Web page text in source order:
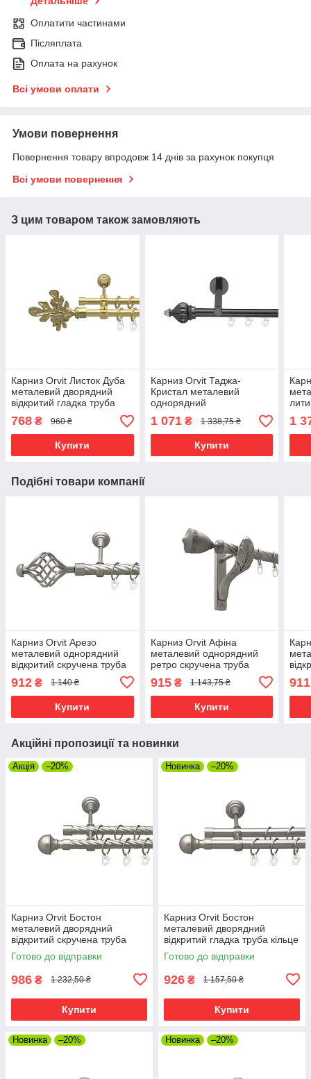
Оплатити частинами
Післяплата
Оплата на рахунок
Всі умови оплати
Умови повернення
Повернення товару впродовж 14 днів за рахунок покупця
Всі умови повернення
З цим товаром також замовляють
Карниз Orvit Листок Дуба
металевий дворядний
відкритий гладка труба
16\16 мм 160 см (00-
00014223)
768 ₴ 960 ₴
Купити
Карниз Orvit Таджа-
Кристал металевий
однорядний
циліндр+профіль (16 см)
профільна труба Онікс 19
мм 300 см (6678616)
1 071₴ 1 338,75 ₴
Купити
1
Подібні товари компанії
Карниз Orvit Арезо
металевий однорядний
відкритий скручена труба
кільце металеве Сатин 25
мм 240 см (00-00023386)
912 ₴ 1 140 ₴
Купити
Карниз Orvit Афіна
металевий однорядний
ретро скручена труба
кільце металеве Сатин 25
мм 160 см (00-00011363)
915₴ 1 143,75 ₴
Купити
мм
911
Акційні пропозиції та новинки
Акція –20%
Карниз Orvit Бостон
металевий дворядний
відкритий скручена труба
кільце металеве Сатин 19\19
мм 160 см (00-00023190)
Готово до відправки
986 ₴ 1 232,50 ₴
Купити
Новинка –20%
Карниз Orvit Бостон
металевий дворядний
відкритий гладка труба кільце
металеве Сатин 19\19 мм
160 см (00-00015328)
Готово до відправки
926 ₴ 1 157,50 ₴
Купити
Новинка –20% Новинка –20%